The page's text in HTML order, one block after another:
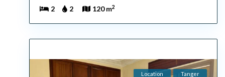
2
2 120 m2
Location Tanger